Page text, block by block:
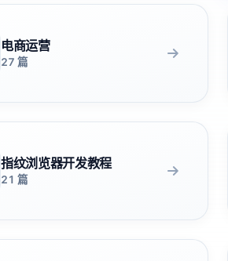
电商运营
27 篇
指纹浏览器开发教程
21 篇